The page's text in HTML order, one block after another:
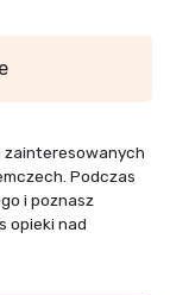
zainteresowanych
Podczas
i poznasz
opieki nad